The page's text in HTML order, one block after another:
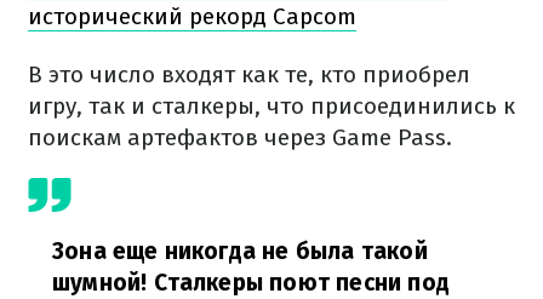
исторический рекорд Capcom
В это число входят как те, кто приобрел
игру, так и сталкеры, что присоединились к
поискам артефактов через Game Pass.
Зона еще никогда не была такой
шумной! Сталкеры поют песни под